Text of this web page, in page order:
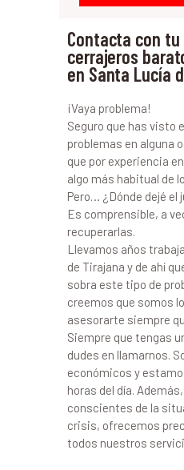
Contacta con tu
cerrajeros
en Santa Lucía
¡Vaya problema!
Seguro que has visto
problemas en alguna
que por experiencia
algo más habitual de
Pero… ¿Dónde dejé el
Es comprensible, a
recuperarlas.
Llevamos años
de Tirajana y de ahí
sobra este tipo de
creemos que somos
asesorarte siempre
Siempre que tengas
dudes en llamarnos.
económicos y
horas del día.
conscientes de la
crisis, ofrecemos
todos nuestros